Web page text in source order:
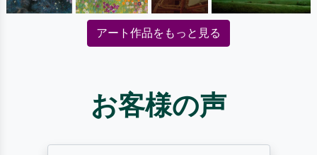
アート作品をもっと見る
お客様の声